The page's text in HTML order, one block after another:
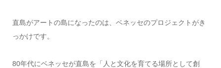
直島がアートの島になったのは、ベネッセのプロジェクトがき
っかけです。
80年代にベネッセが直島を「人と文化を育てる場所として創